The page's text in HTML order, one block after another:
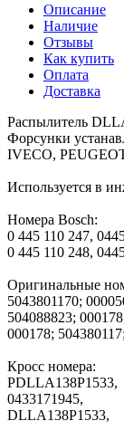
Описание
Наличие
Отзывы
Как купить
Оплата
Доставка
Распылитель
Форсунки
IVECO,
Используется в
Номера Bosch:
0 445 110 247,
0 445 110 248,
Оригинальные
5043801170;
504088823;
000178;
Кросс номера:
PDLLA138P1533,
0433171945,
DLLA138P1533,